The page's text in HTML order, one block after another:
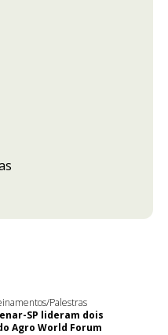
Palestras
SP lideram dois
Agro World Forum